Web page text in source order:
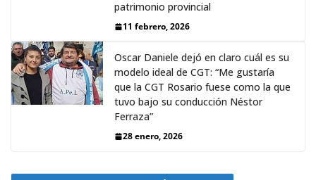
patrimonio provincial
11 febrero, 2026
Oscar Daniele dejó en claro cuál es su
modelo ideal de CGT: “Me gustaría
que la CGT Rosario fuese como la que
tuvo bajo su conducción Néstor
Ferraza”
28 enero, 2026